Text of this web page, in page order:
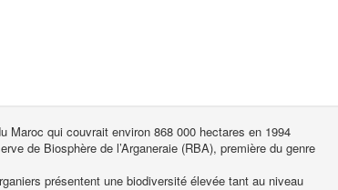
Maroc qui couvrait environ 868 000 hectares en 1994
de Biosphère de l’Arganeraie (RBA), première du genre
présentent une biodiversité élevée tant au niveau